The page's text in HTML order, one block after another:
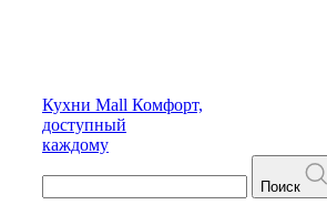
Кухни Mall Комфорт,
доступный
каждому
Поиск